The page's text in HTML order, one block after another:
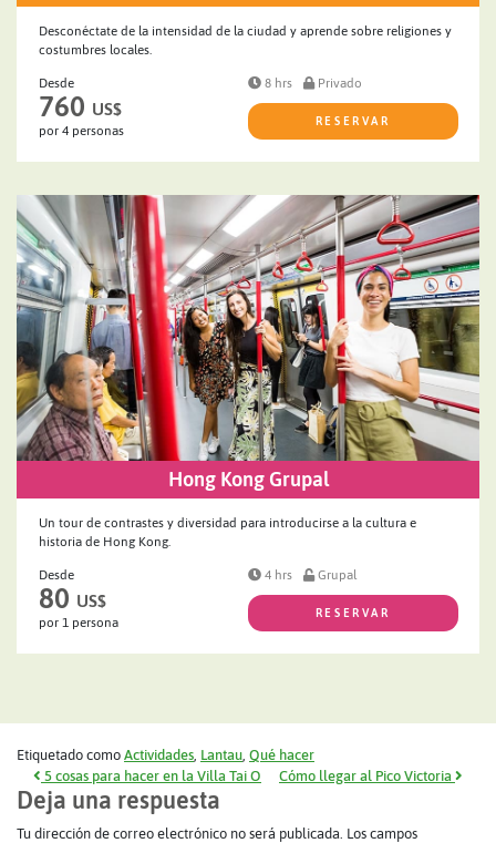
Desconéctate de la intensidad de la ciudad y aprende sobre religiones y
costumbres locales.
Desde
760 US$
por 4 personas
8 hrs Privado
RESERVAR
Hong Kong Grupal
Un tour de contrastes y diversidad para introducirse a la cultura e
historia de Hong Kong.
Desde
80 US$
por 1 persona
4 hrs Grupal
RESERVAR
Etiquetado como Actividades, Lantau, Qué hacer
Navegación de entradas
5 cosas para hacer en la Villa Tai O Cómo llegar al Pico Victoria
Deja una respuesta
Tu dirección de correo electrónico no será publicada. Los campos